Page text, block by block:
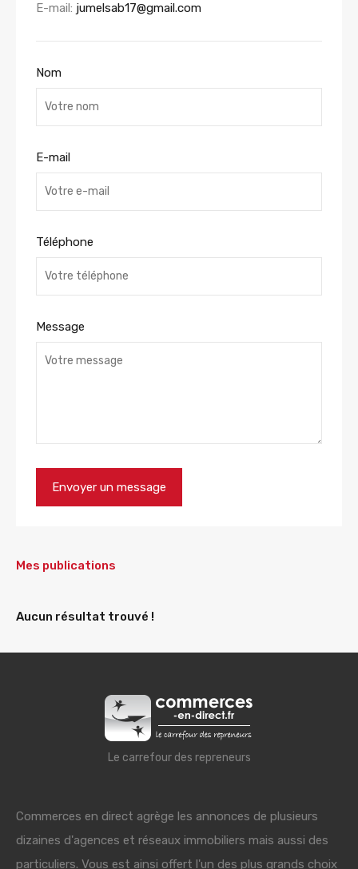
E-mail: jumelsab17@gmail.com
Nom
E-mail
Téléphone
Message
Mes publications
Aucun résultat trouvé !
Le carrefour des repreneurs
Commerces en direct agrège les annonces de plusieurs
dizaines d'agences et réseaux immobiliers mais aussi des
particuliers. Vous est ainsi offert l'un des plus grands choix